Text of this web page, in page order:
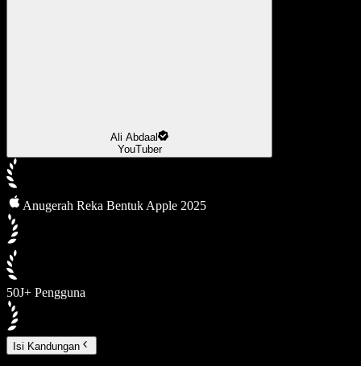
Ali Abdaal
YouTuber
Anugerah Reka Bentuk Apple 2025
50J+ Pengguna
Isi Kandungan